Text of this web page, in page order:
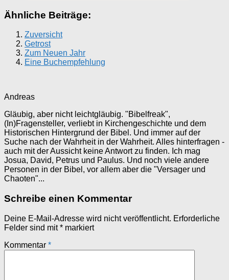
Ähnliche Beiträge:
Zuversicht
Getrost
Zum Neuen Jahr
Eine Buchempfehlung
Andreas
Gläubig, aber nicht leichtgläubig. "Bibelfreak",
(In)Fragensteller, verliebt in Kirchengeschichte und dem
Historischen Hintergrund der Bibel. Und immer auf der
Suche nach der Wahrheit in der Wahrheit. Alles hinterfragen -
auch mit der Aussicht keine Antwort zu finden. Ich mag
Josua, David, Petrus und Paulus. Und noch viele andere
Personen in der Bibel, vor allem aber die "Versager und
Chaoten"...
Schreibe einen Kommentar
Deine E-Mail-Adresse wird nicht veröffentlicht. Erforderliche
Felder sind mit* markiert
Kommentar *